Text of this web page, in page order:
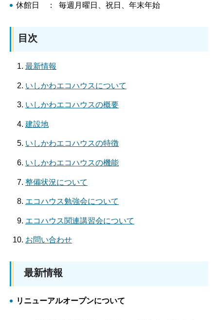
休館日 ： 毎週月曜日、祝日、年末年始
目次
最新情報
いしかわエコハウスについて
いしかわエコハウスの概要
建設地
いしかわエコハウスの特徴
いしかわエコハウスの機能
整備状況について
エコハウス勉強会について
エコハウス関連講習会について
お問い合わせ
最新情報
リニューアルオープンについて